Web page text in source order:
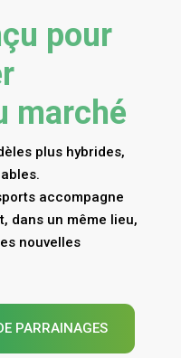
pour
marché
plus hybrides,
accompagne
dans un même lieu,
nouvelles
PARRAINAGES